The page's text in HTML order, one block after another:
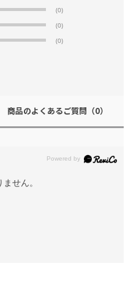
(0)
(0)
(0)
商品のよくあるご質問 （0）
せん。